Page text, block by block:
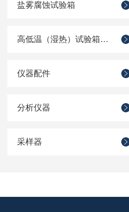
盐雾腐蚀试验箱
高低温（湿热）试验箱系列
仪器配件
分析仪器
采样器